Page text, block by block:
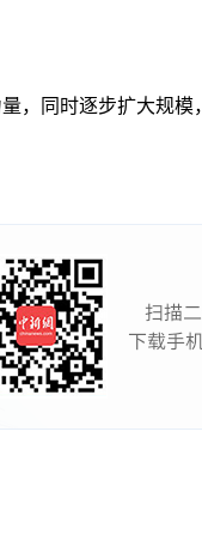
同时逐步扩大规模